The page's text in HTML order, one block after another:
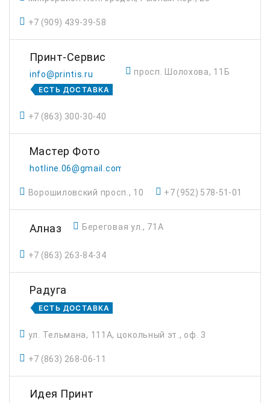
+7 (909) 439-39-58
Принт-Сервис
info@printis.ru
ЕСТЬ ДОСТАВКА
просп. Шолохова, 11Б
+7 (863) 300-30-40
Мастер Фото
hotline.06@gmail.com
Ворошиловский просп., 10 +7 (952) 578-51-01
Алназ Береговая ул., 71А
+7 (863) 263-84-34
Радуга
ЕСТЬ ДОСТАВКА
ул. Тельмана, 111А, цокольный эт., оф. 3
+7 (863) 268-06-11
Идея Принт